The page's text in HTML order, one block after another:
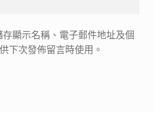
存顯示名稱、電子郵件地址及個
下次發佈留言時使用。